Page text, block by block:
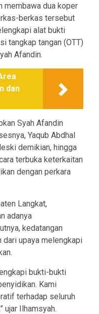
membawa dua koper
berkas tersebut
alat bukti
tangkap tangan (OTT)
Afandin.
dan
Syah Afandin
Yaqub Abdhal
demikian, hingga
terbuka keterkaitan
dengan perkara
Langkat,
adanya
kedatangan
dari upaya melengkapi
bukti-bukti
Kami
terhadap seluruh
ujar Ilhamsyah.